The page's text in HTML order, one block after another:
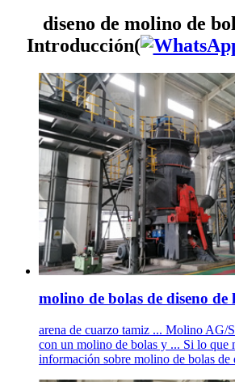
diseno de molino de
Introducción(
molino de bolas de diseno de
arena de cuarzo tamiz ... Molino AG/
con un molino de bolas y ... Si lo que
información sobre molino de bolas de